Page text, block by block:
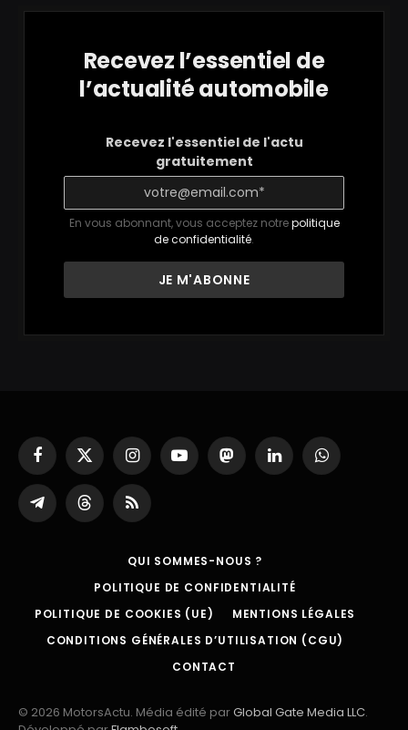
Recevez l’essentiel de
l’actualité automobile
Recevez l'essentiel de l'actu
gratuitement
En vous abonnant, vous acceptez notrepolitique
de confidentialité.
Facebook
X
(Twitter)
InstagramYouTubeMastodonLinkedInWhatsApp
Partager
sur
ThreadsRSS
QUI SOMMES-NOUS ?
POLITIQUE DE CONFIDENTIALITÉ
POLITIQUE DE COOKIES (UE)
MENTIONS LÉGALES
CONDITIONS GÉNÉRALES D’UTILISATION (CGU)
CONTACT
© 2026 MotorsActu. Média édité parGlobal Gate Media LLC.